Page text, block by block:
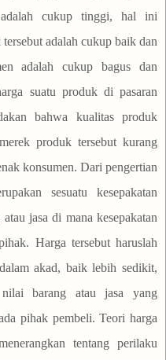
cukup tinggi, hal ini
adalah cukup baik dan
adalah cukup bagus dan
suatu produk di pasaran
bahwa kualitas produk
produk tersebut kurang
konsumen. Dari pengertian
sesuatu kesepakatan
jasa di mana kesepakatan
Harga tersebut haruslah
akad, baik lebih sedikit,
barang atau jasa yang
pihak pembeli. Teori harga
tentang perilaku